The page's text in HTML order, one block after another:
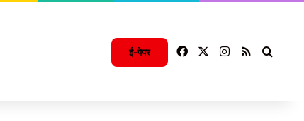
ई-पेपर FacebookInstagram
RSS